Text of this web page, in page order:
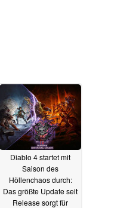
Diablo 4 startet mit
Saison des
Höllenchaos durch:
Das größte Update seit
Release sorgt für